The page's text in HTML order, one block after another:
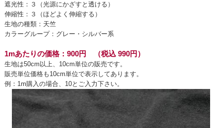
遮光性：３（光源にかざすと透ける）
伸縮性：３（ほどよく伸縮する）
生地の種類：天竺
カラーグループ：グレー・シルバー系
1mあたりの価格：900円 （税込 990円）
生地は50cm以上、10cm単位の販売です。
販売単位価格も10cm単位で表示してあります。
例：1m購入の場合、10とご入力下さい。